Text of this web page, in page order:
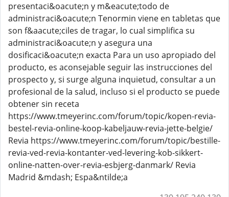
presentaci&oacute;n y m&eacute;todo de
administraci&oacute;n Tenormin viene en tabletas que
son f&aacute;ciles de tragar, lo cual simplifica su
administraci&oacute;n y asegura una
dosificaci&oacute;n exacta Para un uso apropiado del
producto, es aconsejable seguir las instrucciones del
prospecto y, si surge alguna inquietud, consultar a un
profesional de la salud, incluso si el producto se puede
obtener sin receta
https://www.tmeyerinc.com/forum/topic/kopen-revia-
bestel-revia-online-koop-kabeljauw-revia-jette-belgie/
Revia https://www.tmeyerinc.com/forum/topic/bestille-
revia-ved-revia-kontanter-ved-levering-kob-sikkert-
online-natten-over-revia-esbjerg-danmark/ Revia
Madrid &mdash; Espa&ntilde;a